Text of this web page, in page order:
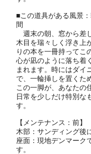
■この道具がある風景
間
週末の朝、窓から差
木目を瑞々しく浮き上
りの本を一冊持ってこ
心が凪のように落ち着
まれます。時にはダイ
で、一輪挿しを置くた
この一脚が、あなたの
日常を少しだけ特別な
す。
【メンテナンス：前】
木部：サンディング後
座面：現地デンマーク
す。